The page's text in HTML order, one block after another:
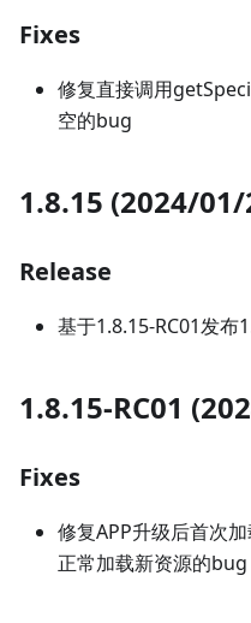
Fixes
修复直接调用
空的bug
1.8.15 (2024/
Release
基于1.8.15-RC01发布
1.8.15-RC01
Fixes
修复APP升级后首次
正常加载新资源的bug